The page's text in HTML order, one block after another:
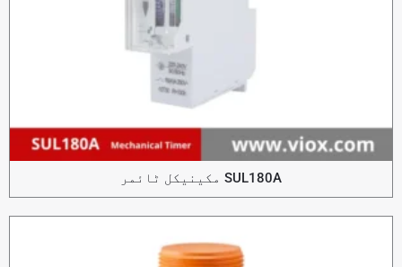
SUL180A مکینیکل ٹائمر